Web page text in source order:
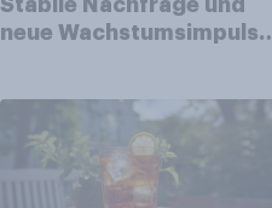
neue Wachstumsimpulse